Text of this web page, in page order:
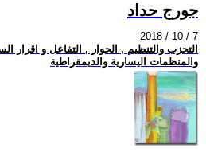
جورج حداد
2018 / 10 / 7
التحزب والتنظيم , الحوار , التفاعل و اقرار
والمنظمات اليسارية والديمقراطية